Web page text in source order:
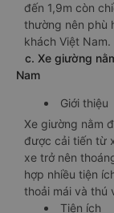
đến 1,9m còn
thường nên phù
khách Việt Nam.
c. Xe giường
Nam
Giới thiệu
Xe giường nằm
được cải tiến từ
xe trở nên
hợp nhiều tiện
thoải mái và thú
Tiện ích